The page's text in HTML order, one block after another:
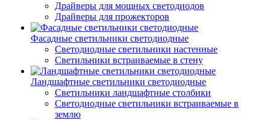
Драйверы для мощных светодиодов
Драйверы для прожекторов
Фасадные светильники светодиодные
Светодиодные светильники настенные
Светильники встраиваемые в стену
Ландшафтные светильники светодиодные
Светильники ландшафтные столбики
Светодиодные светильники встраиваемые в
землю